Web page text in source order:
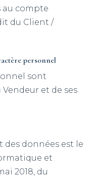
au compte
du Client /
personnel
sont
Vendeur et de ses
des données est le
et
2018, du